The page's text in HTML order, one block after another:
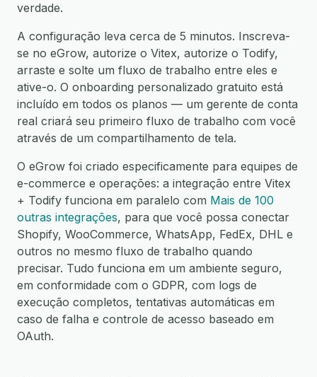
verdade.
A configuração leva cerca de 5 minutos. Inscreva-
se no eGrow, autorize o Vitex, autorize o Todify,
arraste e solte um fluxo de trabalho entre eles e
ative-o. O onboarding personalizado gratuito está
incluído em todos os planos — um gerente de conta
real criará seu primeiro fluxo de trabalho com você
através de um compartilhamento de tela.
O eGrow foi criado especificamente para equipes de
e-commerce e operações: a integração entre Vitex
+ Todify funciona em paralelo com Mais de 100
outras integrações, para que você possa conectar
Shopify, WooCommerce, WhatsApp, FedEx, DHL e
outros no mesmo fluxo de trabalho quando
precisar. Tudo funciona em um ambiente seguro,
em conformidade com o GDPR, com logs de
execução completos, tentativas automáticas em
caso de falha e controle de acesso baseado em
OAuth.